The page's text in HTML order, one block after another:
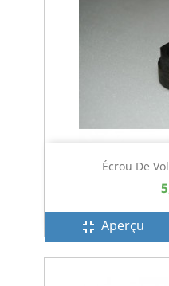
Écrou De
fullscreen_exit Aperçu